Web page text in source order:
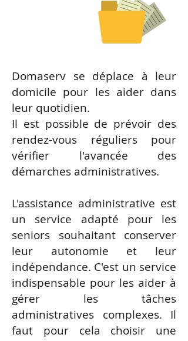
Domaserv se déplace à leur
domicile pour les aider dans
leur quotidien.
Il est possible de prévoir des
rendez-vous réguliers pour
vérifier l'avancée des
démarches administratives.
L'assistance administrative est
un service adapté pour les
seniors souhaitant conserver
leur autonomie et leur
indépendance. C'est un service
indispensable pour les aider à
gérer les tâches
administratives complexes. Il
faut pour cela choisir une